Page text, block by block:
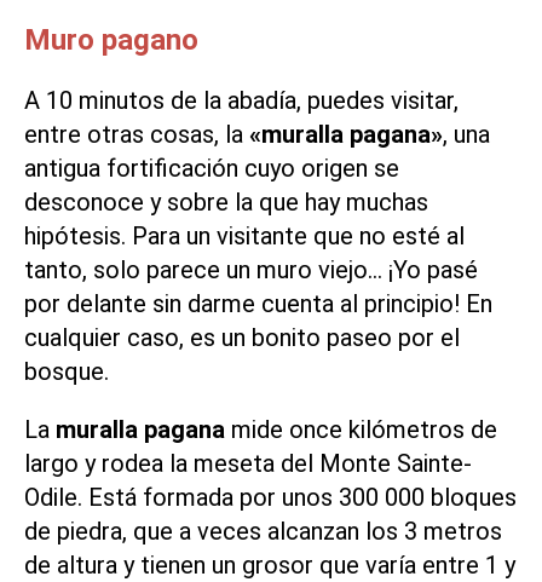
Muro pagano
A 10 minutos de la abadía, puedes visitar,
entre otras cosas, la «muralla pagana», una
antigua fortificación cuyo origen se
desconoce y sobre la que hay muchas
hipótesis. Para un visitante que no esté al
tanto, solo parece un muro viejo… ¡Yo pasé
por delante sin darme cuenta al principio! En
cualquier caso, es un bonito paseo por el
bosque.
La muralla pagana mide once kilómetros de
largo y rodea la meseta del Monte Sainte-
Odile. Está formada por unos 300 000 bloques
de piedra, que a veces alcanzan los 3 metros
de altura y tienen un grosor que varía entre 1 y